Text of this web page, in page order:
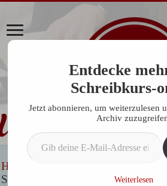
Home Tipps und
Schreiben einer Biographie
Entdecke
Schreibkurs-
Jetzt abonnieren, um weiterzulesen
Archiv
Gib deine E-Mail-Adresse ein ...
Weiterlesen